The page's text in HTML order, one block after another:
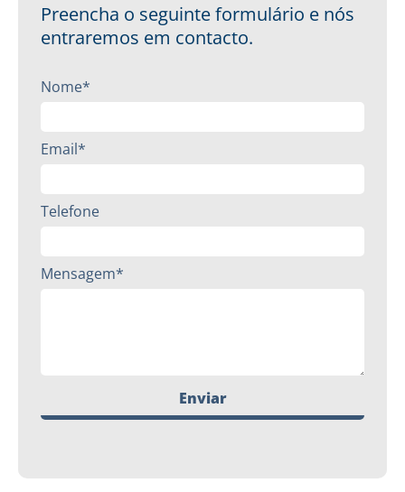
Preencha o seguinte formulário e nós
entraremos em contacto.
Nome*
Email*
Telefone
Mensagem*
Enviar